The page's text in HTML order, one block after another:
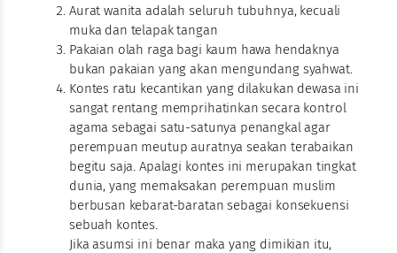
Aurat wanita adalah seluruh tubuhnya, kecuali
muka dan telapak tangan
Pakaian olah raga bagi kaum hawa hendaknya
bukan pakaian yang akan mengundang syahwat.
Kontes ratu kecantikan yang dilakukan dewasa ini
sangat rentang memprihatinkan secara kontrol
agama sebagai satu-satunya penangkal agar
perempuan meutup auratnya seakan terabaikan
begitu saja. Apalagi kontes ini merupakan tingkat
dunia, yang memaksakan perempuan muslim
berbusan kebarat-baratan sebagai konsekuensi
sebuah kontes.
Jika asumsi ini benar maka yang dimikian itu,